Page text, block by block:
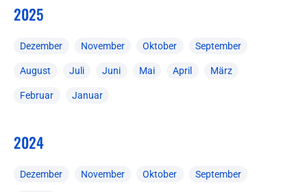
2025
Dezember November Oktober September
August Juli Juni Mai April März
Februar Januar
2024
Dezember November Oktober September